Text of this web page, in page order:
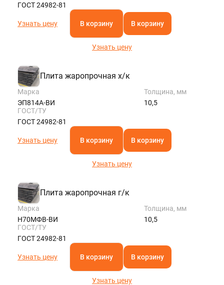
ГОСТ 24982-81
Узнать цену В корзину В корзину
Узнать цену
Плита жаропрочная х/к
Марка
ЭП814А-ВИ
Толщина, мм
10,5
ГОСТ/ТУ
ГОСТ 24982-81
Узнать цену В корзину В корзину
Узнать цену
Плита жаропрочная г/к
Марка
Н70МФВ-ВИ
Толщина, мм
10,5
ГОСТ/ТУ
ГОСТ 24982-81
Узнать цену В корзину В корзину
Узнать цену